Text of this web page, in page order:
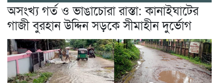
অসংখ্য গর্ত ও ভাঙাচোরা রাস্তা: কানাইঘাটের
গাজী বুরহান উদ্দিন সড়কে সীমাহীন দুর্ভোগ